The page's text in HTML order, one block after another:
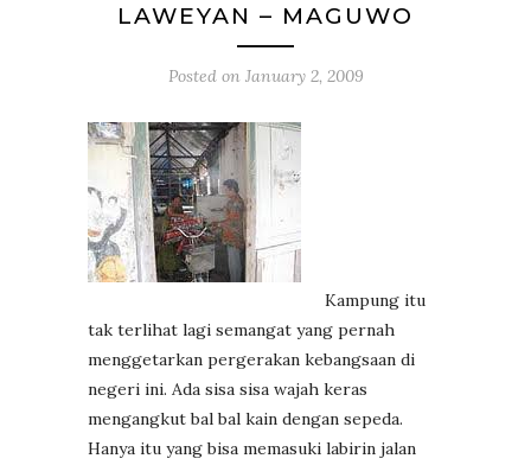
LAWEYAN – MAGUWO
Posted on January 2, 2009
Kampung itu
tak terlihat lagi semangat yang pernah
menggetarkan pergerakan kebangsaan di
negeri ini. Ada sisa sisa wajah keras
mengangkut bal bal kain dengan sepeda.
Hanya itu yang bisa memasuki labirin jalan